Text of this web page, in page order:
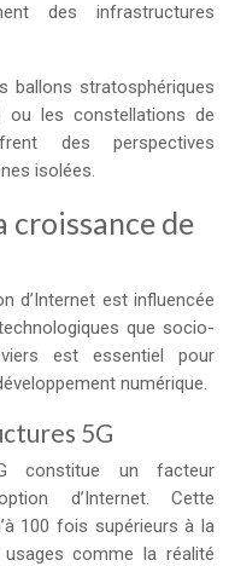
des infrastructures
ballons stratosphériques
ou les constellations de
des perspectives
isolées.
croissance de
d’Internet est influencée
que socio-
est essentiel pour
numérique.
5G
constitue un facteur
d’Internet. Cette
100 fois supérieurs à la
comme la réalité